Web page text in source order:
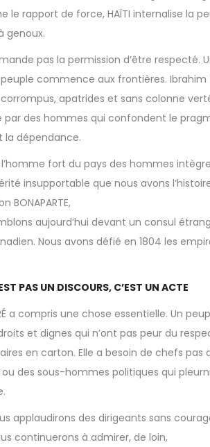
le rapport de force, HAÏTI internalise la
genoux.
pas la permission d’être
commence aux frontières. Ibrahim
apatrides et sans colonne
par des hommes qui confondent le
la dépendance.
fort du pays des hommes
insupportable que nous avons
BONAPARTE,
aujourd’hui devant un consul
Nous avons défié en 1804 les
PAS UN DISCOURS, C’EST UN ACTE
a compris une chose essentielle. Un
et dignes qui n’ont pas peur du
en carton. Elle a besoin de chefs
des sous-hommes politiques qui
applaudirons des dirigeants sans
continuerons à admirer, de loin,